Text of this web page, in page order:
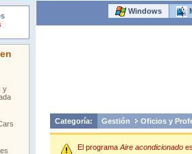
Windows
Categoría: Gestión Oficios y
El programa Aire acondicionado